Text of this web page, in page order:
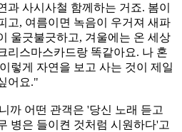
과 사시사철 함께하는 거죠. 봄이
고, 여름이면 녹음이 우거져 새파
울긋불긋하고, 겨울에는 온 세상
리스마스카드랑 똑같아요. 나 혼
렇게 자연을 보고 사는 것이 제일
어요."
까 어떤 관객은 '당신 노래 듣고
병은 들이켠 것처럼 시원하다'고